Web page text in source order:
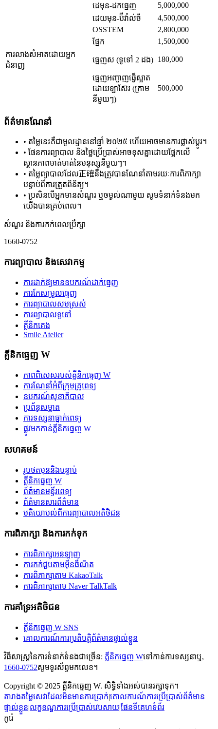
ដេមុន-ដកធ្មេញ
5,000,000
ដេយមុន-ប៊ីវ៉ាល់ចី
4,500,000
OSSTEM
2,800,000
ផ្នែក
1,500,000
ការលាងសំអាតដោយអ្នក
ជំនាញ
ធ្មេញស (ទូទៅ 2 ដង) 180,000
ធ្មេញអញ្ចាញធ្វើស្អាត
ដោយឡាស៊ែរ (ក្រាម
នីមួយៗ)
500,000
ព័ត៌មានណែនាំ
• តម្លៃនេះគឺជាមូលដ្ឋាននៅឆ្នាំ ២០២៥ ហើយអាចមានការផ្លាស់ប្តូរ។
• ផែនការព្យាបាល និងថ្លៃប្រើប្រាស់អាចខុសគ្នាដោយផ្អែកលើ
ស្ថានភាពមាត់មាត់នៃមនុស្សនីមួយៗ។
• តម្លៃព្យាបាលដែល正確នឹងត្រូវបានណែនាំតាមរយៈការពិភាក្សា
បន្ទាប់ពីការត្រួតពិនិត្យ។
• ប្រសិនបើអ្នកមានសំណួរ ឬចម្ងល់ណាមួយ សូមទំនាក់ទំនងមក
យើងបានគ្រប់ពេល។
សំណួរ និងការកក់ពេលប្រឹក្សា
1660-0752
ការព្យាបាល និងសេវាកម្ម
ការដាក់ឱ្យមានឧបករណ៍ដាក់ធ្មេញ
ការកែសម្រួលធ្មេញ
ការព្យាបាលសមស្រស់
ការព្យាបាលទូទៅ
គ្លីនិកគេង
Smile Atelier
គ្លីនិកធ្មេញ W
ភាពពិសេសរបស់គ្លីនិកធ្មេញ W
ការណែនាំអំពីក្រុមគ្រូពេទ្យ
ឧបករណ៍សុខាភិបាល
ប្រព័ន្ធសម្អាត
ការទស្សនាធ្នាក់ពេទ្យ
ផ្លូវមកកាន់គ្លីនិកធ្មេញ W
សហគមន៍
រូបថតមុននិងបន្ទាប់
គ្លីនិកធ្មេញ W
ព័ត៌មានមន្ទីរពេទ្យ
ព័ត៌មានសារព័ត៌មាន
មតិយោបល់ពីការព្យាបាលអតិថិជន
ការពិភាក្សា និងការកក់ទុក
ការពិភាក្សាអនឡាញ
ការកក់ជួបតាមអ៊ីនធឺណិត
ការពិភាក្សាតាម KakaoTalk
ការពិភាក្សាតាម Naver TalkTalk
ការគាំទ្រអតិថិជន
គ្លីនិកធ្មេញ W SNS
គោលការណ៍ការប្រតិបត្តិព័ត៌មានផ្ទាល់ខ្លួន
វិធីសាស្រ្តនៃការទំនាក់ទំនងជាច្រើន: គ្លីនិកធ្មេញ Wទៅកាន់ការទស្សនាឬ,
1660-0752សូមទូរស័ព្ទមកលេខ។
Copyright © 2025 គ្លីនិកធ្មេញ W. សិទ្ធិទាំងអស់បានរក្សាទុក។
តារាងតម្លៃសេវាដែលមិនមានការប្រាក់|គោលការណ៍ការប្រើប្រាស់ព័ត៌មាន
ផ្ទាល់ខ្លួន|លក្ខខណ្ឌការប្រើប្រាស់វេបសាយ|ផែនទីគេហទំព័រ
កូរ៉េ